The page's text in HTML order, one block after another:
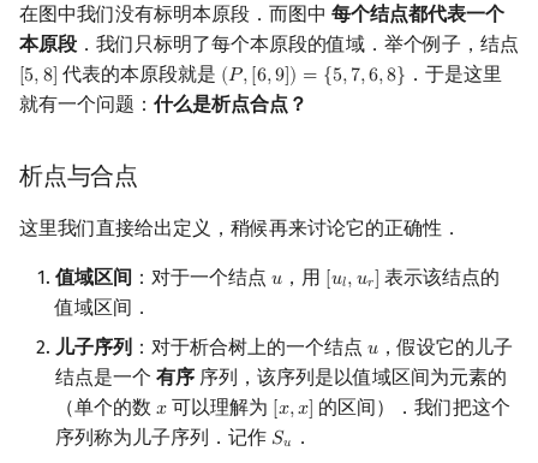
在图中我们没有标明本原段．而图中 每个结点都代表一个
本原段 ．我们只标明了每个本原段的值域．举个例子，结点
[5,8]
[5, 8] 代表的本原段就是 (𝑃,[6,9]) = {5,7,6,8}
(P,[6 ,9])={ 5,7 ,6,8}
．于是这里
就有一个问题： 什么是析点合点？
析点与合点
这里我们直接给出定义，稍候再来讨论它的正确性．
值域区间 ：对于一个结点 𝑢
u ，用 [𝑢𝑙,𝑢𝑟]
[ul, ur] 表示该结点的
值域区间．
儿子序列 ：对于析合树上的一个结点 𝑢
u ，假设它的儿子
结点是一个 有序 序列，该序列是以值域区间为元素的
（单个的数 𝑥
x 可以理解为 [𝑥,𝑥]
[x,x] 的区间）．我们把这个
序列称为儿子序列．记作 𝑆𝑢
Su ．